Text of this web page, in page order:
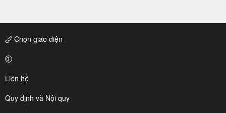
Chọn giao diện
Liên hệ
Quy định và Nội quy